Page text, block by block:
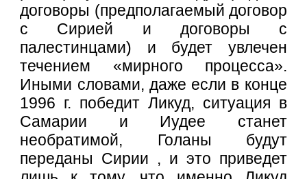
договоры (предполагаемый договор
с Сирией и договоры с
палестинцами) и будет увлечен
течением «мирного процесса».
Иными словами, даже если в конце
1996 г. победит Ликуд, ситуация в
Самарии и Иудее станет
необратимой, Голаны будут
переданы Сирии , и это приведет